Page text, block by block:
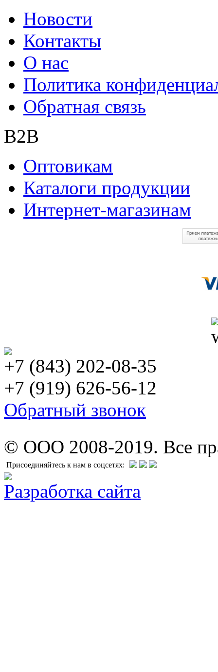
Новости
Контакты
О нас
Политика
Обратная связь
B2B
Оптовикам
Каталоги продукции
Интернет-магазинам
+7 (843) 202-08-35
+7 (919) 626-56-12
Обратный звонок
© ООО 2008-2019. Все
Присоединяйтесь к нам в соцсетях:
Разработка сайта